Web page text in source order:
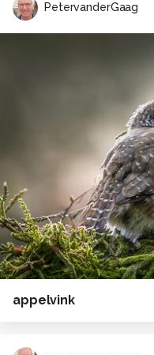
PetervanderGaag
appelvink